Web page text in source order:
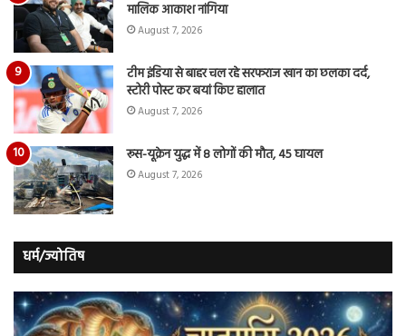
मालिक आकाश नांगिया
August 7, 2026
टीम इंडिया से बाहर चल रहे सरफराज खान का छलका दर्द,
स्टोरी पोस्ट कर बयां किए हालात
August 7, 2026
रूस-यूक्रेन युद्ध में 8 लोगों की मौत, 45 घायल
August 7, 2026
धर्म/ज्योतिष